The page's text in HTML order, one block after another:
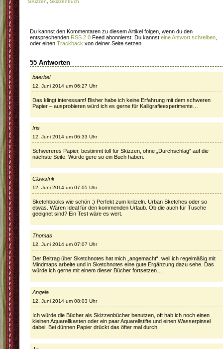
SKizzen
Skizzenbuch
Du kannst den Kommentaren zu diesem Artikel folgen, wenn du den
entsprechenden RSS 2.0 Feed abonnierst. Du kannst eine Antwort schreiben
oder einen Trackback von deiner Seite setzen.
55 Antworten
baerbel
12. Juni 2014 um 06:27 Uhr
Das klingt interessant! Bisher habe ich keine Erfahrung mit dem schweren
Papier – ausprobieren würd ich es gerne für Kalligrafieexperimente…
Iris
12. Juni 2014 um 06:33 Uhr
Schwereres Papier, bestimmt toll für Skizzen, ohne „Durchschlag“ auf die
nächste Seite. Würde gere so ein Buch haben.
ClawsInk
12. Juni 2014 um 07:05 Uhr
Sketchbooks wie schön :) Perfekt zum kritzeln. Urban Sketches oder so
etwas. Wären Ideal für den kommenden Urlaub. Ob die auch für Tusche
geeignet sind? Ein Test wäre es wert.
Thomas
12. Juni 2014 um 07:07 Uhr
Der Beitrag über Sketchnotes hat mich „angemacht“, weil ich regelmäßig mit
Mindmaps arbeite und in Sketchnotes eine gute Ergänzung dazu sehe. Das
würde ich gerne mit einem dieser Bücher fortsetzen…
Angela
12. Juni 2014 um 08:03 Uhr
Ich würde die Bücher als Skizzenbücher benutzen, oft hab ich noch einen
kleinen Aquarellkasten oder ein paar Aquarellstifte und einen Wasserpinsel
dabei. Bei dünnen Papier drückt das öfter mal durch.